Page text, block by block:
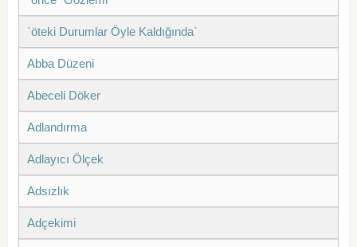
`öteki Durumlar Öyle Kaldığında`
Abba Düzeni
Abeceli Döker
Adlandırma
Adlayıcı Ölçek
Adsızlık
Adçekimi